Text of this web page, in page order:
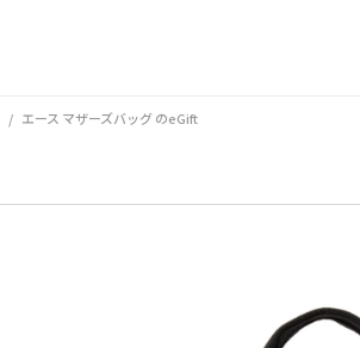
エース マザーズバッグのeGift